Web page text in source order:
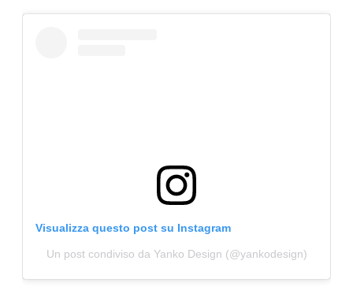
Visualizza questo post su Instagram
Un post condiviso da Yanko Design (@yankodesign)